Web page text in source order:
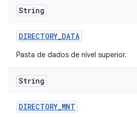
String
DIRECTORY_DATA
Pasta de dados de nível superior.
String
DIRECTORY_MNT